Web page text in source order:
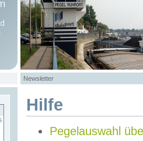
Newsletter
Hilfe
Pegelauswahl